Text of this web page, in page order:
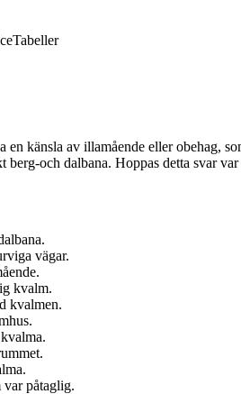
Tabeller
en känsla av illamående eller obehag,
berg-och dalbana. Hoppas detta svar
vägar.
kvalm.
kvalmen.
påtaglig.